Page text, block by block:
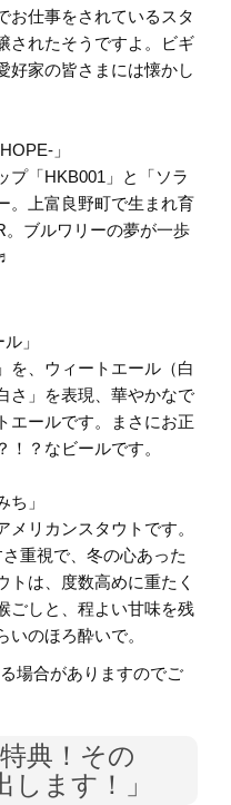
お仕事をされているスタ
されたそうですよ。ビギ
好家の皆さまには懐かし
」
プ「HKB001」と「ソラ
。上富良野町で生まれ育
。ブルワリーの夢が一歩
」
を、ウィートエール（白
さ」を表現、華やかなで
エールです。まさにお正
！？なビールです。
ち」
リカンスタウトです。
重視で、冬の心あった
トは、度数高めに重たく
ごしと、程よい甘味を残
いのほろ酔いで。
場合がありますのでご
典！その
ます！」